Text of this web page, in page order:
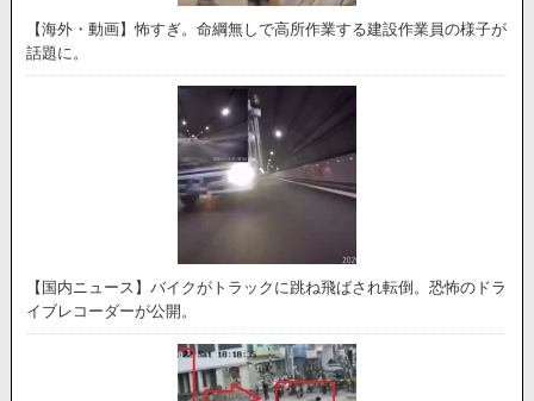
【海外・動画】怖すぎ。命綱無しで高所作業する建設作業員の様子が
話題に。
【国内ニュース】バイクがトラックに跳ね飛ばされ転倒。恐怖のドラ
イブレコーダーが公開。